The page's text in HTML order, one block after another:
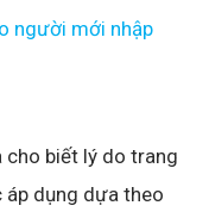
người mới nhập
cho biết lý do trang
áp dụng dựa theo